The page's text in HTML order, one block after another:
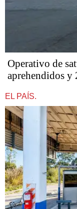
Operativo de
aprehendidos y
EL PAÍS.